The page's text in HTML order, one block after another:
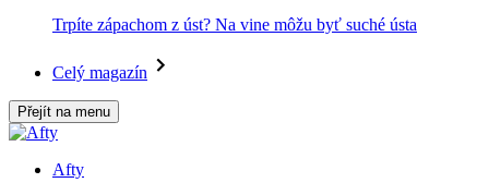
Trpíte zápachom z úst? Na vine môžu byť suché ústa
Celý magazín
Přejít na menu
Afty